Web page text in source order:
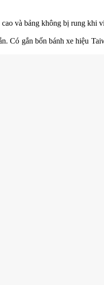
và bảng không bị rung khi
Có gắn bốn bánh xe hiệu